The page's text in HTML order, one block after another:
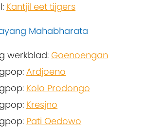
Kantjil eet tijgers
Mahabharata
werkblad: Goenoengan
Ardjoeno
Kolo Prodongo
Kresjno
Pati Oedowo